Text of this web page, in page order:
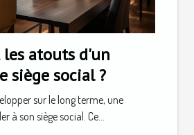
atouts d'un
siège social ?
sur le long terme, une
à son siège social. Ce...